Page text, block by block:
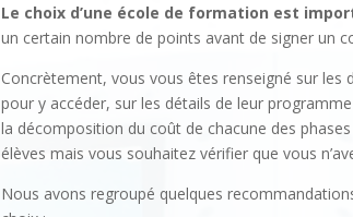
Le choix d’une école de formation est
un certain nombre de points avant de signer un
Concrètement, vous vous êtes renseigné sur
pour y accéder, sur les détails de leur
la décomposition du coût de chacune des
élèves mais vous souhaitez vérifier que vous
Nous avons regroupé quelques